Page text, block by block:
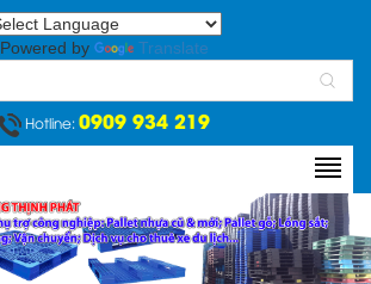
Powered by Translate
Hotline:0909 934 219